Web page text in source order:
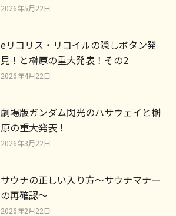
2026年5月22日
eリコリス・リコイルの隠しボタン発
見！と榊原の重大発表！その2
2026年4月22日
劇場版ガンダム閃光のハサウェイと榊
原の重大発表！
2026年3月22日
サウナの正しい入り方～サウナマナー
の再確認～
2026年2月22日